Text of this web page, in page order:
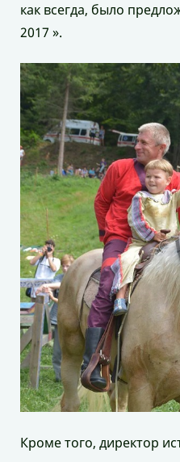
как всегда, было
2017 ».
Кроме того, директор